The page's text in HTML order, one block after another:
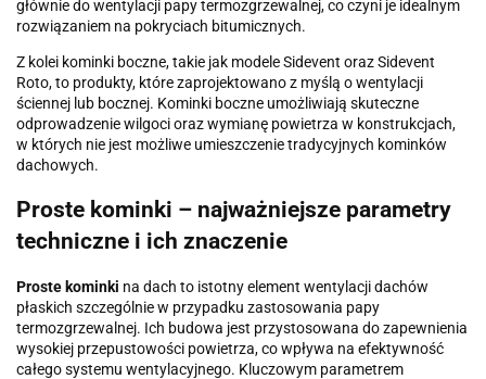
głównie do wentylacji papy termozgrzewalnej, co czyni je idealnym
rozwiązaniem na pokryciach bitumicznych.
Z kolei kominki boczne, takie jak modele Sidevent oraz Sidevent
Roto, to produkty, które zaprojektowano z myślą o wentylacji
ściennej lub bocznej. Kominki boczne umożliwiają skuteczne
odprowadzenie wilgoci oraz wymianę powietrza w konstrukcjach,
w których nie jest możliwe umieszczenie tradycyjnych kominków
dachowych.
Proste kominki – najważniejsze parametry
techniczne i ich znaczenie
Proste kominki na dach to istotny element wentylacji dachów
płaskich szczególnie w przypadku zastosowania papy
termozgrzewalnej. Ich budowa jest przystosowana do zapewnienia
wysokiej przepustowości powietrza, co wpływa na efektywność
całego systemu wentylacyjnego. Kluczowym parametrem